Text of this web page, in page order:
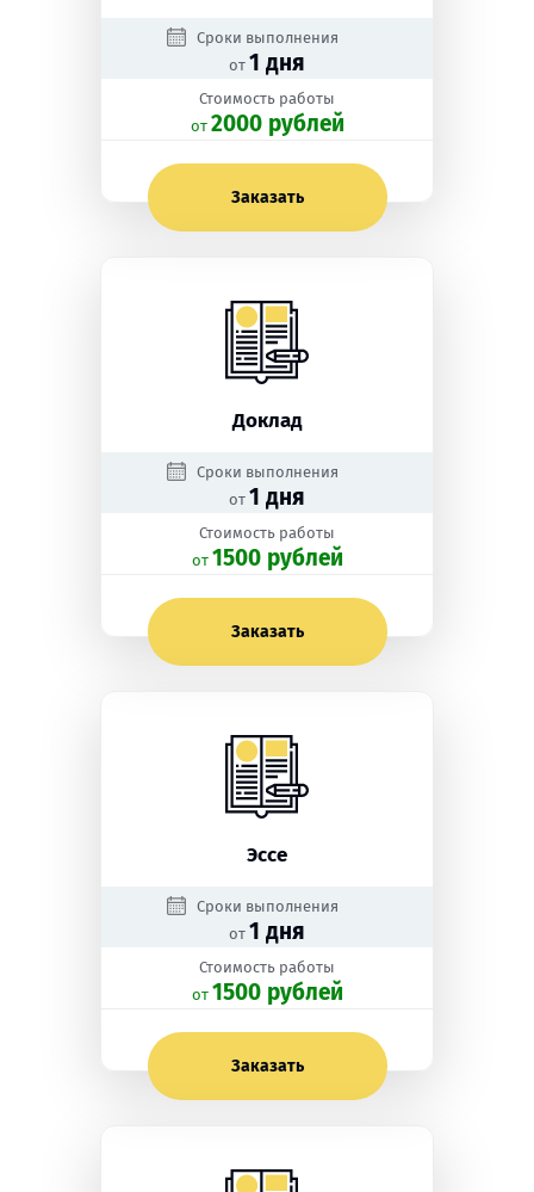
Сроки выполнения
от 1 дня
Стоимость работы
oт 2000 рублей
Заказать
Доклад
Сроки выполнения
от 1 дня
Стоимость работы
oт 1500 рублей
Заказать
Эссе
Сроки выполнения
от 1 дня
Стоимость работы
oт 1500 рублей
Заказать